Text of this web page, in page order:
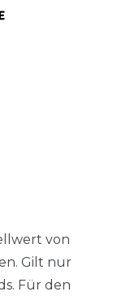
von
Gilt nur
Für den